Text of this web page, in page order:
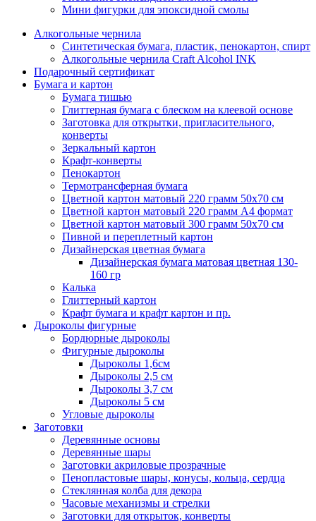
Мини фигурки для эпоксидной смолы
Алкогольные чернила
Синтетическая бумага, пластик, пенокартон, спирт
Алкогольные чернила Craft Alcohol INK
Подарочный сертификат
Бумага и картон
Бумага тишью
Глиттерная бумага с блеском на клеевой основе
Заготовка для открытки, пригласительного,
конверты
Зеркальный картон
Крафт-конверты
Пенокартон
Термотрансферная бумага
Цветной картон матовый 220 грамм 50х70 см
Цветной картон матовый 220 грамм A4 формат
Цветной картон матовый 300 грамм 50х70 см
Пивной и переплетный картон
Дизайнерская цветная бумага
Дизайнерская бумага матовая цветная 130-
160 гр
Калька
Глиттерный картон
Крафт бумага и крафт картон и пр.
Дыроколы фигурные
Бордюрные дыроколы
Фигурные дыроколы
Дыроколы 1,6см
Дыроколы 2,5 см
Дыроколы 3,7 см
Дыроколы 5 см
Угловые дыроколы
Заготовки
Деревянные основы
Деревянные шары
Заготовки акриловые прозрачные
Пенопластовые шары, конусы, кольца, сердца
Стеклянная колба для декора
Часовые механизмы и стрелки
Заготовки для открыток, конверты